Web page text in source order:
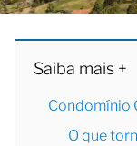
Saiba mais +
Condomínio
O que